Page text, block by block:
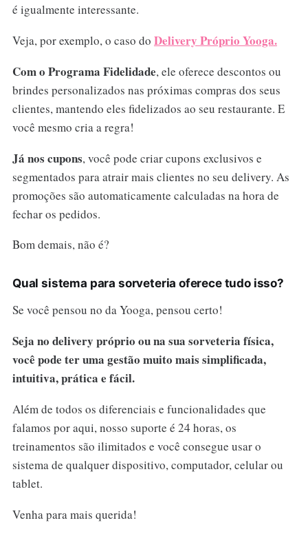
é igualmente interessante.
Veja, por exemplo, o caso do Delivery Próprio Yooga.
Com o Programa Fidelidade, ele oferece descontos ou
brindes personalizados nas próximas compras dos seus
clientes, mantendo eles fidelizados ao seu restaurante. E
você mesmo cria a regra!
Já nos cupons, você pode criar cupons exclusivos e
segmentados para atrair mais clientes no seu delivery. As
promoções são automaticamente calculadas na hora de
fechar os pedidos.
Bom demais, não é?
Qual sistema para sorveteria oferece tudo isso?
Se você pensou no da Yooga, pensou certo!
Seja no delivery próprio ou na sua sorveteria física,
você pode ter uma gestão muito mais simplificada,
intuitiva, prática e fácil.
Além de todos os diferenciais e funcionalidades que
falamos por aqui, nosso suporte é 24 horas, os
treinamentos são ilimitados e você consegue usar o
sistema de qualquer dispositivo, computador, celular ou
tablet.
Venha para mais querida!